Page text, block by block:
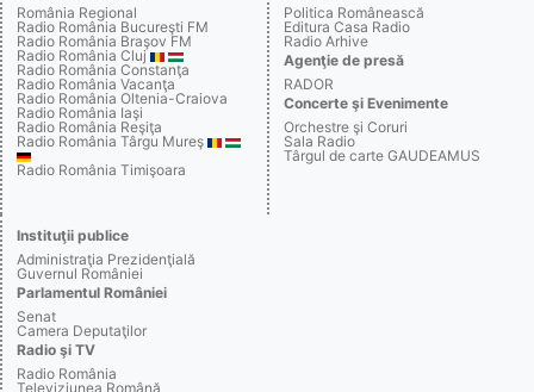
România Regional
Radio România Bucureşti FM
Radio România Braşov FM
Radio România Cluj
Radio România Constanţa
Radio România Vacanţa
Radio România Oltenia-Craiova
Radio România Iaşi
Radio România Reşiţa
Radio România Târgu Mureş
Radio România Timişoara
Politica Românească
Editura Casa Radio
Radio Arhive
Agenţie de presă
RADOR
Concerte şi Evenimente
Orchestre şi Coruri
Sala Radio
Târgul de carte GAUDEAMUS
Instituţii publice
Administraţia Prezidenţială
Guvernul României
Parlamentul României
Senat
Camera Deputaţilor
Radio şi TV
Radio România
Televiziunea Română